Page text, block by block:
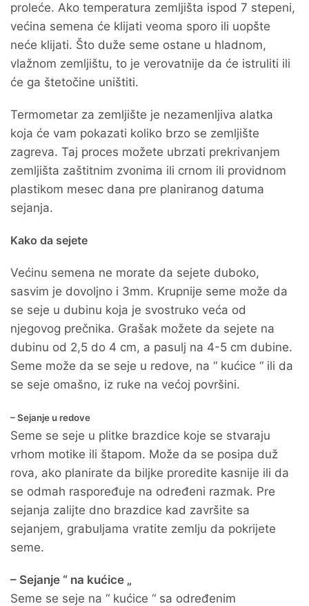
proleće. Ako temperatura zemljišta ispod 7 stepeni,
većina semena će klijati veoma sporo ili uopšte
neće klijati. Što duže seme ostane u hladnom,
vlažnom zemljištu, to je verovatnije da će istruliti ili
će ga štetočine uništiti.
Termometar za zemljište je nezamenljiva alatka
koja će vam pokazati koliko brzo se zemljište
zagreva. Taj proces možete ubrzati prekrivanjem
zemljišta zaštitnim zvonima ili crnom ili providnom
plastikom mesec dana pre planiranog datuma
sejanja.
Kako da sejete
Većinu semena ne morate da sejete duboko,
sasvim je dovoljno i 3mm. Krupnije seme može da
se seje u dubinu koja je svostruko veća od
njegovog prečnika. Grašak možete da sejete na
dubinu od 2,5 do 4 cm, a pasulj na 4-5 cm dubine.
Seme može da se seje u redove, na “ kućice “ ili da
se seje omašno, iz ruke na većoj površini.
– Sejanje u redove
Seme se seje u plitke brazdice koje se stvaraju
vrhom motike ili štapom. Može da se posipa duž
rova, ako planirate da biljke proredite kasnije ili da
se odmah raspoređuje na određeni razmak. Pre
sejanja zalijte dno brazdice kad završite sa
sejanjem, grabuljama vratite zemlju da pokrijete
seme.
– Sejanje “ na kućice „
Seme se seje na “ kućice “ sa određenim